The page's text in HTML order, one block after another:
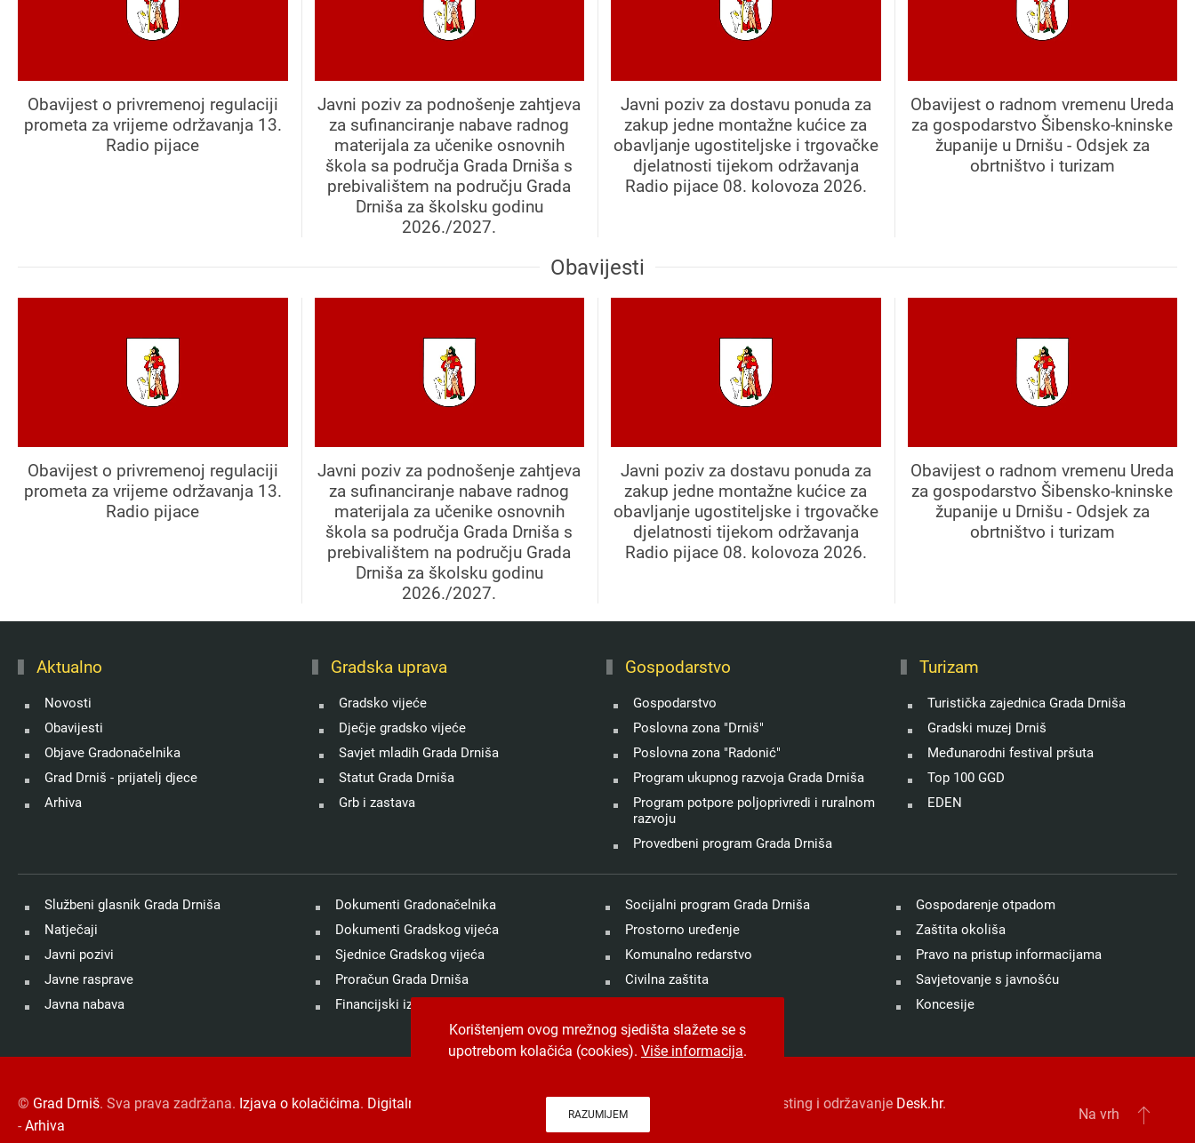
Obavijest o privremenoj regulaciji
prometa za vrijeme održavanja 13.
Radio pijace
Javni poziv za podnošenje zahtjeva
za sufinanciranje nabave radnog
materijala za učenike osnovnih
škola sa područja Grada Drniša s
prebivalištem na području Grada
Drniša za školsku godinu
2026./2027.
Javni poziv za dostavu ponuda za
zakup jedne montažne kućice za
obavljanje ugostiteljske i trgovačke
djelatnosti tijekom održavanja
Radio pijace 08. kolovoza 2026.
Obavijest o radnom vremenu Ureda
za gospodarstvo Šibensko-kninske
županije u Drnišu - Odsjek za
obrtništvo i turizam
Obavijesti
Obavijest o privremenoj regulaciji
prometa za vrijeme održavanja 13.
Radio pijace
Javni poziv za podnošenje zahtjeva
za sufinanciranje nabave radnog
materijala za učenike osnovnih
škola sa područja Grada Drniša s
prebivalištem na području Grada
Drniša za školsku godinu
2026./2027.
Javni poziv za dostavu ponuda za
zakup jedne montažne kućice za
obavljanje ugostiteljske i trgovačke
djelatnosti tijekom održavanja
Radio pijace 08. kolovoza 2026.
Obavijest o radnom vremenu Ureda
za gospodarstvo Šibensko-kninske
županije u Drnišu - Odsjek za
obrtništvo i turizam
Aktualno
Novosti
Obavijesti
Objave Gradonačelnika
Grad Drniš - prijatelj djece
Arhiva
Gradska uprava
Gradsko vijeće
Dječje gradsko vijeće
Savjet mladih Grada Drniša
Statut Grada Drniša
Grb i zastava
Gospodarstvo
Gospodarstvo
Poslovna zona "Drniš"
Poslovna zona "Radonić"
Program ukupnog razvoja Grada Drniša
Program potpore poljoprivredi i ruralnom
razvoju
Provedbeni program Grada Drniša
Turizam
Turistička zajednica Grada Drniša
Gradski muzej Drniš
Međunarodni festival pršuta
Top 100 GGD
EDEN
Službeni glasnik Grada Drniša
Natječaji
Javni pozivi
Javne rasprave
Javna nabava
Dokumenti Gradonačelnika
Dokumenti Gradskog vijeća
Sjednice Gradskog vijeća
Proračun Grada Drniša
Financijski izvještaji
Socijalni program Grada Drniša
Prostorno uređenje
Komunalno redarstvo
Civilna zaštita
Gospodarenje otpadom
Zaštita okoliša
Pravo na pristup informacijama
Savjetovanje s javnošću
Koncesije
© Grad Drniš. Sva prava zadržana. Izjava o kolačićima. Digitalna pristupačnost Jedinstveni digitalni pristupnik . Izrada, hosting i održavanje Desk.hr.
- Arhiva
Na vrh
Korištenjem ovog mrežnog sjedišta slažete se s
upotrebom kolačića (cookies). Više informacija.
RAZUMIJEM